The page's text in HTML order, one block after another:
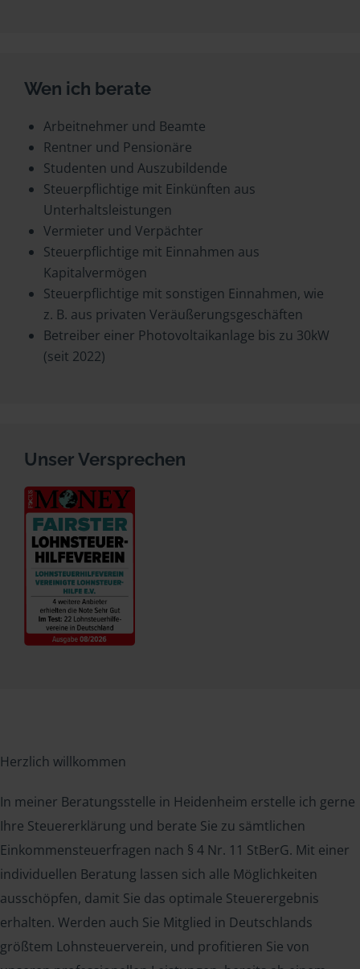
Wen ich berate
Arbeitnehmer und Beamte
Rentner und Pensionäre
Studenten und Auszubildende
Steuerpflichtige mit Einkünften aus
Unterhaltsleistungen
Vermieter und Verpächter
Steuerpflichtige mit Einnahmen aus
Kapitalvermögen
Steuerpflichtige mit sonstigen Einnahmen, wie
z. B. aus privaten Veräußerungsgeschäften
Betreiber einer Photovoltaikanlage bis zu 30kW
(seit 2022)
Unser Versprechen
Herzlich willkommen
In meiner Beratungsstelle in Heidenheim erstelle ich gerne
Ihre Steuererklärung und berate Sie zu sämtlichen
Einkommensteuerfragen nach § 4 Nr. 11 StBerG. Mit einer
individuellen Beratung lassen sich alle Möglichkeiten
ausschöpfen, damit Sie das optimale Steuerergebnis
erhalten. Werden auch Sie Mitglied in Deutschlands
größtem Lohnsteuerverein, und profitieren Sie von